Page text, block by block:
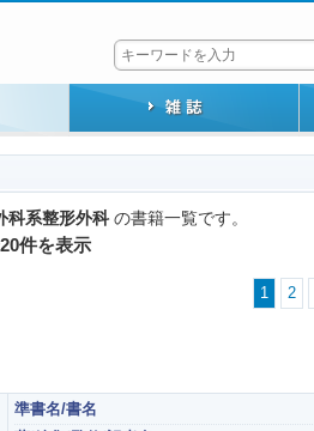
科系整形外科の書籍一覧です。
件を表示
1 2
準書名/書名